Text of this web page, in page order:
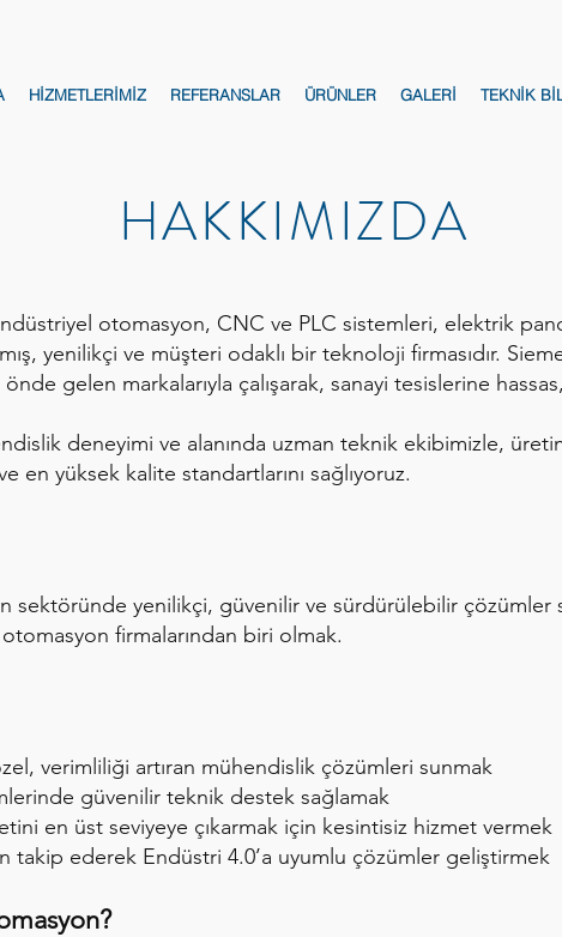
HİZMETLERİMİZ REFERANSLAR ÜRÜNLER GALERİ TEKNİK
HAKKIMIZDA
otomasyon, CNC ve PLC sistemleri, elektrik
yenilikçi ve müşteri odaklı bir teknoloji firmasıdır.
gelen markalarıyla çalışarak, sanayi tesislerine
deneyimi ve alanında uzman teknik ekibimizle,
en yüksek kalite standartlarını sağlıyoruz.
sektöründe yenilikçi, güvenilir ve sürdürülebilir çözümler
firmalarından biri olmak.
verimliliği artıran mühendislik çözümleri sunmak
güvenilir teknik destek sağlamak
en üst seviyeye çıkarmak için kesintisiz hizmet vermek
takip ederek Endüstri 4.0’a uyumlu çözümler geliştirmek